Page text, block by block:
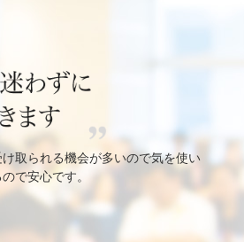
取られる機会が多いので気を使い
で安心です。